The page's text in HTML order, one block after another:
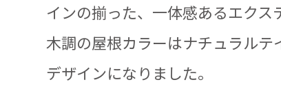
インの揃った、一体感あるエクス
木調の屋根カラーはナチュラルテ
デザインになりました。